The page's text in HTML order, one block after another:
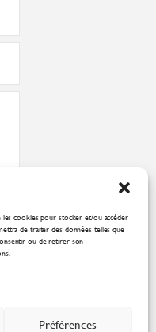
les cookies pour stocker et/ou accéder
de traiter des données telles que
ou de retirer son
Préférences